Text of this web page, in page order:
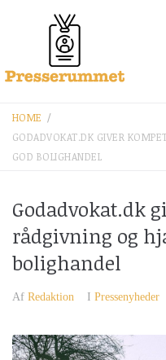
HOME /
GODADVOKAT.DK GIVER
GOD BOLIGHANDEL
Godadvokat.dk
rådgivning og
bolighandel
Af Redaktion I Pressenyheder